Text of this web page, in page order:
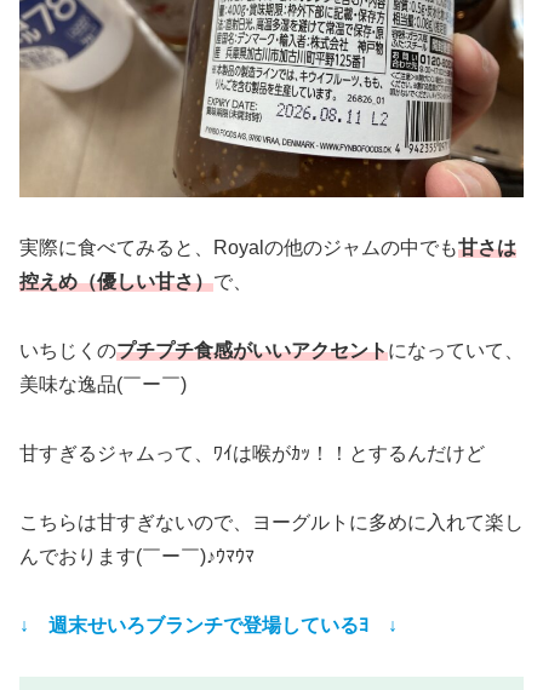
実際に食べてみると、Royalの他のジャムの中でも甘さは
控えめ（優しい甘さ）で、
いちじくのプチプチ食感がいいアクセントになっていて、
美味な逸品(￣ー￣)
甘すぎるジャムって、ﾜｲは喉がｶｯ！！とするんだけど
こちらは甘すぎないので、ヨーグルトに多めに入れて楽し
んでおります(￣ー￣)♪ｳﾏｳﾏ
↓ 週末せいろブランチで登場しているﾖ ↓